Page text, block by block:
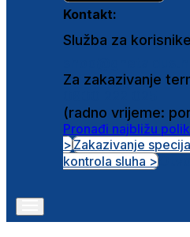
Kontakt:
Služba za
Za zakazivanje
(radno vrijeme:
Pronađi najbližu
>Zakazivanje
kontrola sluha >